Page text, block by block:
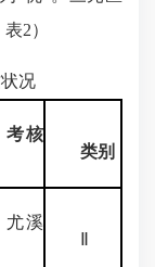
2）
况
考核
类别
溪